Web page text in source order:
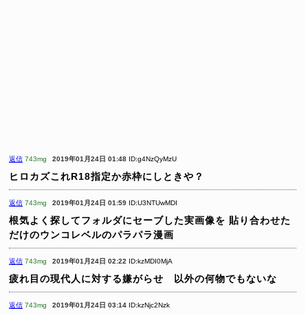
返信 743mg 2019年01月24日 01:48 ID:g4NzQyMzU
ヒロカズこれR18指定か赤枠にしときや？
返信 743mg 2019年01月24日 01:59 ID:U3NTUwMDI
根気よく探してフォルダにセーブした実画像を 貼り合わせた
だけのウンコレベルのパラパラ漫画
返信 743mg 2019年01月24日 02:22 ID:kzMDI0MjA
疲れ目の現代人に対する嫌がらせ 以外の何物でもないな
返信 743mg 2019年01月24日 03:14 ID:kzNjc2Nzk